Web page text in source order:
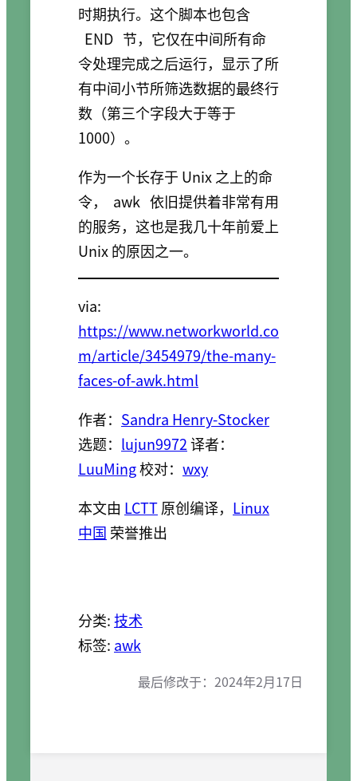
时期执行。这个脚本也包含
END 节，它仅在中间所有命
令处理完成之后运行，显示了所
有中间小节所筛选数据的最终行
数（第三个字段大于等于
1000）。
作为一个长存于 Unix 之上的命
令，
awk 依旧提供着非常有用
的服务，这也是我几十年前爱上
Unix 的原因之一。
via:
https://www.networkworld.co
m/article/3454979/the-many-
faces-of-awk.html
作者： Sandra Henry-Stocker
选题： lujun9972译者：
LuuMing校对： wxy
本文由 LCTT原创编译， Linux
中国 荣誉推出
分类:技术
标签: awk
最后修改于： 2024年2月17日